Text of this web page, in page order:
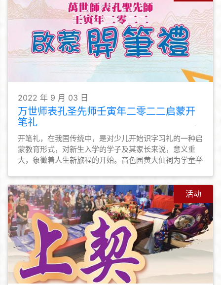
2022 年 9 月 03 日
万世师表孔圣先师壬寅年二零二二启蒙开
笔礼
开笔礼，在我国传统中，是对少儿开始识字习礼的一种启
蒙教育形式，对新生入学的学子及其家长来说，意义重
大，象徵着人生新旅程的开始。啬色园黄大仙祠为学童举
理，为开学前做好心态上的准备。
活动